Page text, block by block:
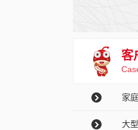
客
家
大